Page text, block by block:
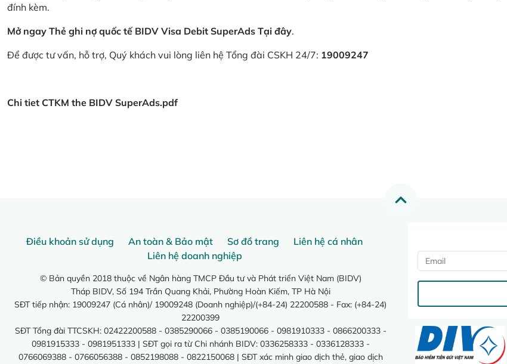
đính kèm.
Mở ngay Thẻ ghi nợ quốc tế BIDV Visa Debit SuperAds Tại đây.
Để được tư vấn, hỗ trợ, Quý khách vui lòng liên hệ Tổng đài CSKH 24/7: 19009247
Chi tiet CTKM the BIDV SuperAds.pdf
Điều khoản sử dụng An toàn & Bảo mật Sơ đồ trang
Liên hệ cá nhân
Liên hệ doanh nghiệp
© Bản quyền 2018 thuộc về Ngân hàng TMCP Đầu tư và Phát triển Việt Nam (BIDV)
Tháp BIDV, Số 194 Trần Quang Khải, Phường Hoàn Kiếm, TP Hà Nội
SĐT tiếp nhận: 19009247 (Cá nhân)/ 19009248 (Doanh nghiệp)/(+84-24) 22200588 - Fax: (+84-24)
22200399
SĐT Tổng đài TTCSKH: 02422200588 - 0385290066 - 0385190066 - 0981910333 - 0866200333 -
0981915333 - 0981951333 | SĐT gọi ra từ Chi nhánh BIDV: 0336258333 - 0336128333 -
0766069388 - 0766056388 - 0852198088 - 0822150068 | SĐT xác minh giao dịch thẻ, giao dịch